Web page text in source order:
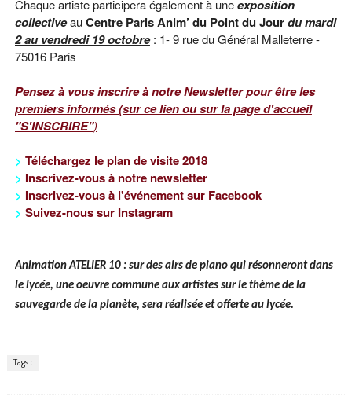
Chaque artiste participera également à uneexposition
collectiveauCentre Paris Anim’ du Point du Jourdu mardi
2 au vendredi 19 octobre: 1- 9 rue du Général Malleterre -
75016 Paris
Pensez à vous inscrire à notre Newsletter pour être les
premiers informés (sur ce lien ou sur la page d'accueil
"S'INSCRIRE")
> Téléchargez le plan de visite 2018
> Inscrivez-vous à notre newsletter
> Inscrivez-vous à l'événement sur Facebook
> Suivez-nous sur Instagram
Animation ATELIER 10 : sur des airs de piano qui résonneront dans
le lycée, une oeuvre commune aux artistes sur le thème de la
sauvegarde de la planète, sera réalisée et offerte au lycée.
Tags :